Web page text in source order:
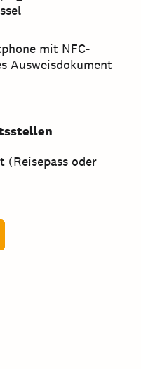
mit NFC-
Ausweisdokument
(Reisepass oder